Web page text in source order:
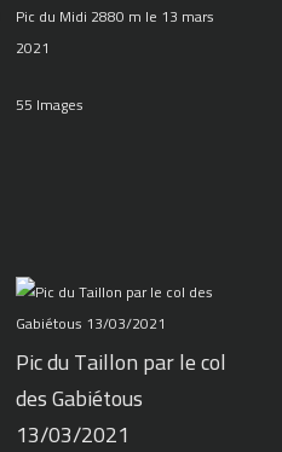
Pic du Midi 2880 m le 13 mars
2021
55 Images
Pic du Taillon par le col
des Gabiétous
13/03/2021